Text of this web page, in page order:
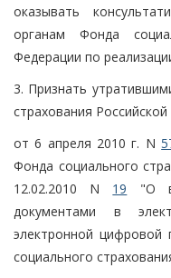
оказывать
органам Фонда
Федерации по
3. Признать
страхования
от 6 апреля 2010 г. N
Фонда социального
12.02.2010 N 19 "О
документами в
электронной цифровой
социального